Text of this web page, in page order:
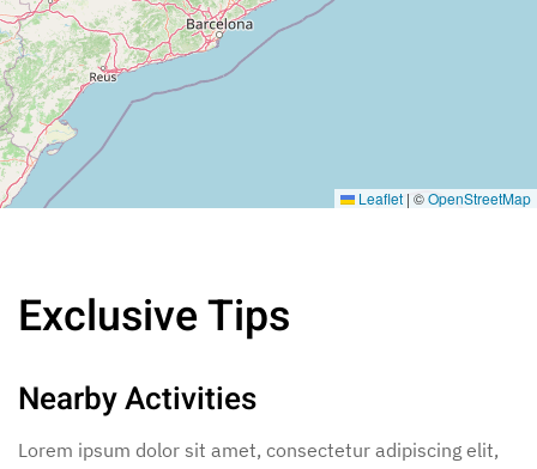
Leaflet | ©OpenStreetMap
Exclusive Tips
Nearby Activities
Lorem ipsum dolor sit amet, consectetur adipiscing elit,